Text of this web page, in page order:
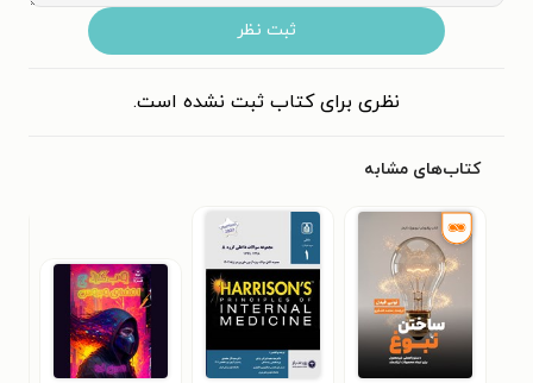
ثبت نظر
نظری برای کتاب ثبت نشده است.
کتاب‌های مشابه